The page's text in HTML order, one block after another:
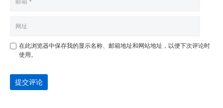
在此浏览器中保存我的显示名称、邮箱地址和网站地址，以便下次评论时
使用。
提交评论